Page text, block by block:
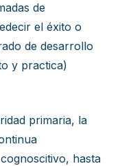
de
el éxito o
de desarrollo
y practica)
primaria, la
hasta